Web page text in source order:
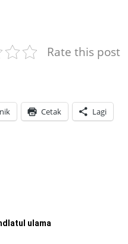
Rate this post
Cetak Lagi
ulama